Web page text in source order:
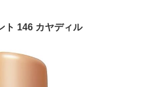
ト 146 カヤディル